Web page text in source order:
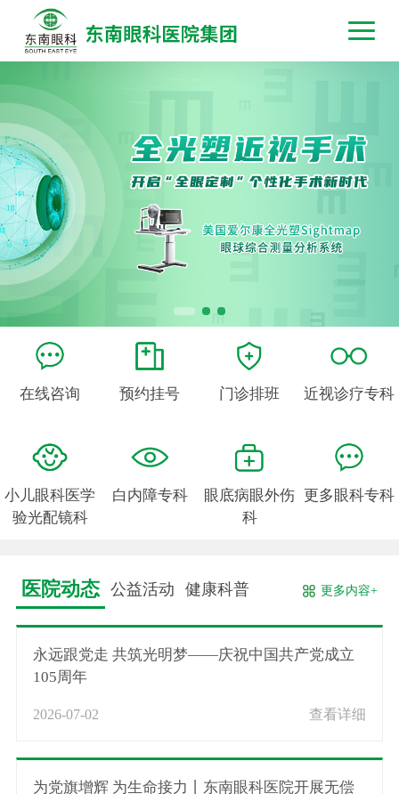
在线咨询 预约挂号 门诊排班 近视诊疗专科
小儿眼科医学
验光配镜科
白内障专科
眼底病眼外伤
科
更多眼科专科
医院动态 公益活动 健康科普 更多内容+
永远跟党走 共筑光明梦——庆祝中国共产党成立
105周年
2026-07-02 查看详细
为党旗增辉 为生命接力丨东南眼科医院开展无偿